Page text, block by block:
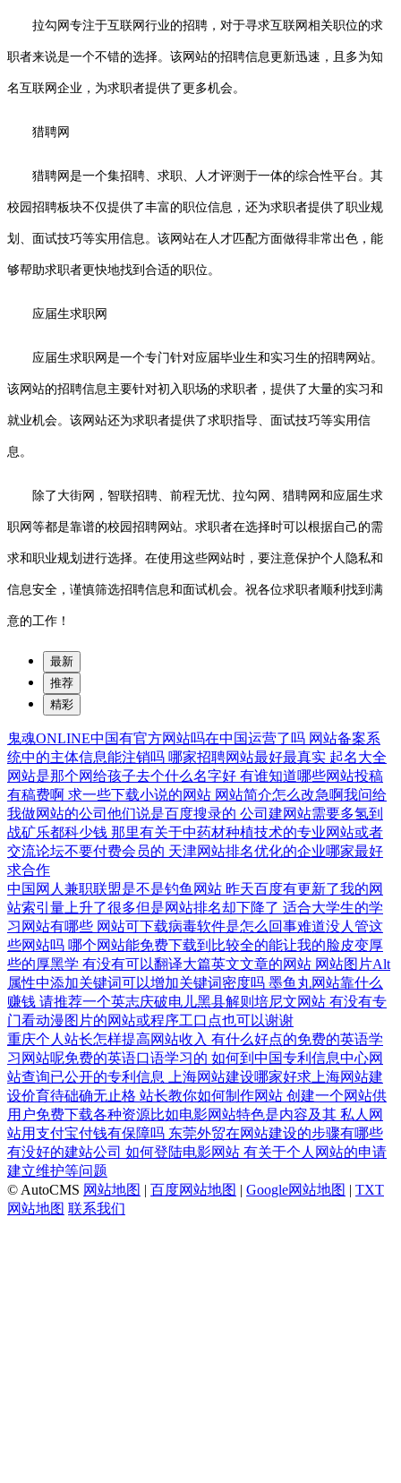
拉勾网专注于互联网行业的招聘，对于寻求互联网相关职位的求
职者来说是一个不错的选择。该网站的招聘信息更新迅速，且多为知
名互联网企业，为求职者提供了更多机会。
猎聘网
猎聘网是一个集招聘、求职、人才评测于一体的综合性平台。其
校园招聘板块不仅提供了丰富的职位信息，还为求职者提供了职业规
划、面试技巧等实用信息。该网站在人才匹配方面做得非常出色，能
够帮助求职者更快地找到合适的职位。
应届生求职网
应届生求职网是一个专门针对应届毕业生和实习生的招聘网站。
该网站的招聘信息主要针对初入职场的求职者，提供了大量的实习和
就业机会。该网站还为求职者提供了求职指导、面试技巧等实用信
息。
除了大街网，智联招聘、前程无忧、拉勾网、猎聘网和应届生求
职网等都是靠谱的校园招聘网站。求职者在选择时可以根据自己的需
求和职业规划进行选择。在使用这些网站时，要注意保护个人隐私和
信息安全，谨慎筛选招聘信息和面试机会。祝各位求职者顺利找到满
意的工作！
最新
推荐
精彩
鬼魂ONLINE中国有官方网站吗在中国运营了吗 网站备案系
统中的主体信息能注销吗 哪家招聘网站最好最真实 起名大全
网站是那个网给孩子去个什么名字好 有谁知道哪些网站投稿
有稿费啊 求一些下载小说的网站 网站简介怎么改急啊我问给
我做网站的公司他们说是百度搜录的 公司建网站需要多氢到
战矿乐都科少钱 那里有关于中药材种植技术的专业网站或者
交流论坛不要付费会员的 天津网站排名优化的企业哪家最好
求合作
中国网人兼职联盟是不是钓鱼网站 昨天百度有更新了我的网
站索引量上升了很多但是网站排名却下降了 适合大学生的学
习网站有哪些 网站可下载病毒软件是怎么回事难道没人管这
些网站吗 哪个网站能免费下载到比较全的能让我的脸皮变厚
些的厚黑学 有没有可以翻译大篇英文文章的网站 网站图片Alt
属性中添加关键词可以增加关键词密度吗 墨鱼丸网站靠什么
赚钱 请推荐一个英志庆破电儿黑县解则培尼文网站 有没有专
门看动漫图片的网站或程序工口点也可以谢谢
重庆个人站长怎样提高网站收入 有什么好点的免费的英语学
习网站呢免费的英语口语学习的 如何到中国专利信息中心网
站查询已公开的专利信息
上海网站建设哪家好求上海网站建
设价育待础确无止格 站长教你如何制作网站 创建一个网站供
用户免费下载各种资源比如电影网站特色是内容及其 私人网
站用支付宝付钱有保障吗 东莞外贸在网站建设的步骤有哪些
有没好的建站公司 如何登陆电影网站 有关于个人网站的申请
建立维护等问题
© AutoCMS 网站地图 | 百度网站地图 | Google网站地图 | TXT
网站地图 联系我们